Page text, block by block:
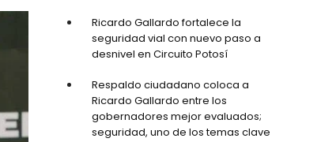
Ricardo Gallardo fortalece la
seguridad vial con nuevo paso a
desnivel en Circuito Potosí
Respaldo ciudadano coloca a
Ricardo Gallardo entre los
gobernadores mejor evaluados;
seguridad, uno de los temas clave